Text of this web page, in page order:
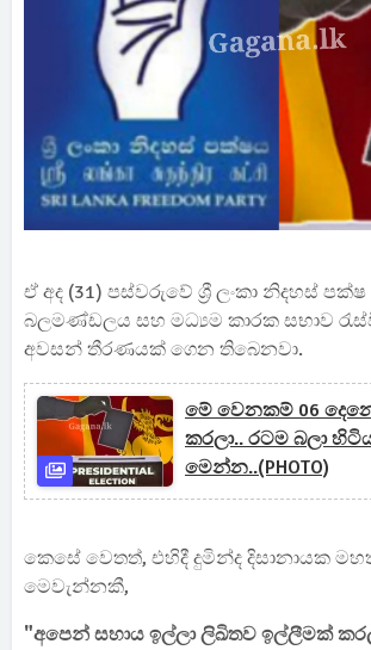
ඒ අද (31) පස්වරුවේ ශ්‍රී ලංකා නිදහස්
බලමණ්ඩලය සහ මධ්‍යම කාරක සභාව
අවසන් තීරණයක් ගෙන තිබෙනවා.
මේ වෙනකම් 06
කරලා.. රටම බලා
මෙන්න..(PHOTO)
කෙසේ වෙතත්, එහිදී දුමින්ද දිසානායක
මෙවැන්නකී,
"අපෙන් සහාය ඉල්ලා ලිඛිතව ඉල්ලීමක්